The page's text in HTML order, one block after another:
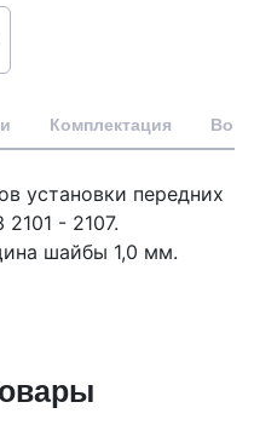
Комплектация
установки передних
- 2107.
шайбы 1,0 мм.